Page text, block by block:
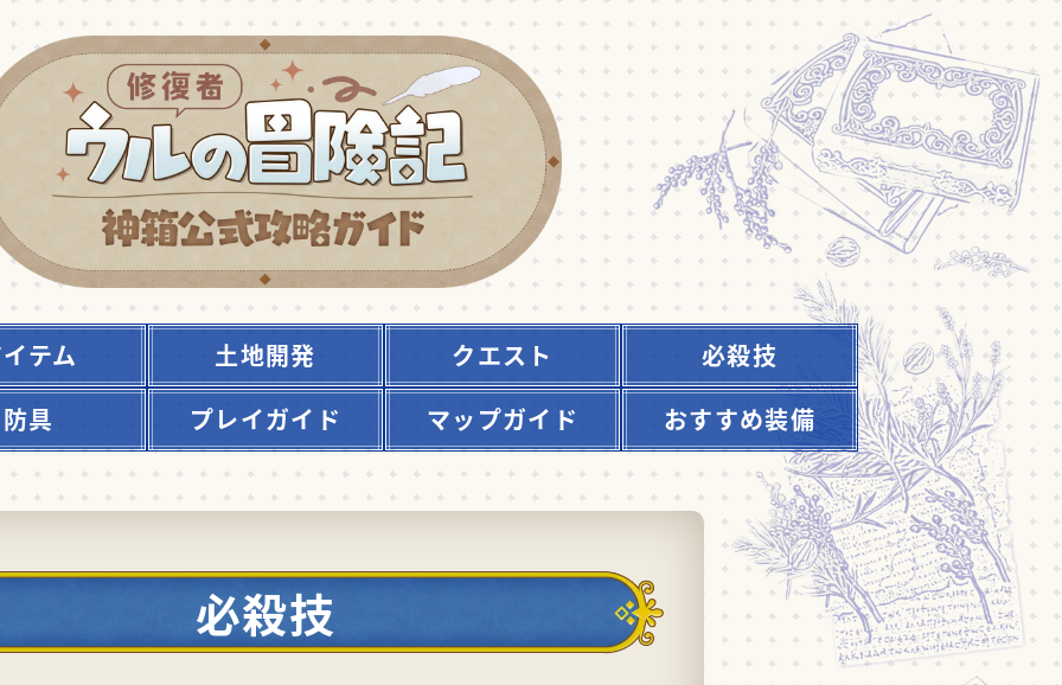
テム 土地開発 クエスト
必殺技
防具
プレイガイド マップガイド おすすめ装備
必殺技